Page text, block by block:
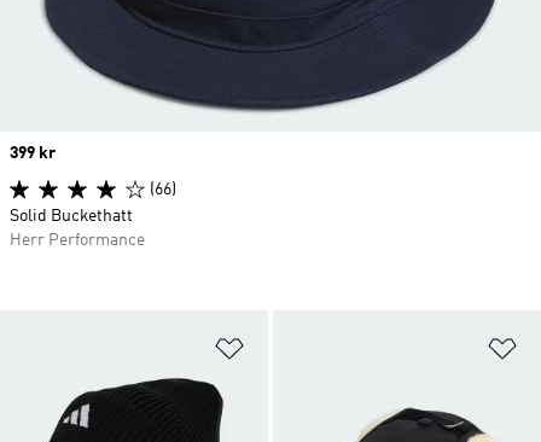
Price
399 kr
(66)
Solid Buckethatt
Herr Performance